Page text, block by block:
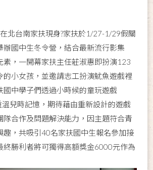
北台南家扶現身?家扶於1/27-1/29假關
辦國中生冬令營，結合最新流行影集
素，一開幕家扶主任莊淑惠即扮演123
的小女孩，並邀請志工扮演魷魚遊戲裡
國中學子們透過小時候的童玩遊戲
溫兒時記憶，期待藉由重新設計的遊戲
隊合作及問題解決能力，因主題符合青
趣，共吸引40名家扶國中生報名參加接
終勝利者將可獨得高額獎金6000元作為